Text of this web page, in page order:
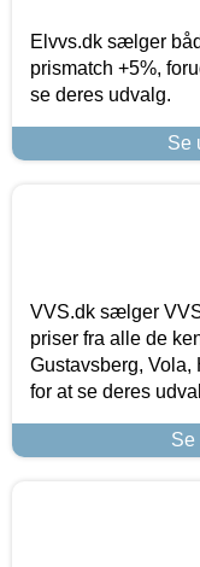
Elvvs.dk sælger
prismatch +5%,
se deres udvalg.
Se
VVS.dk sælger
priser fra alle de
Gustavsberg, Vola,
for at se deres
Se